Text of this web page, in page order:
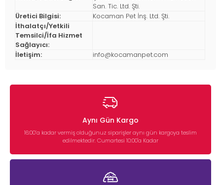
San. Tic. Ltd. Şti.
Üretici Bilgisi:
Kocaman Pet İnş. Ltd. Şti.
İthalatçı/Yetkili
Temsilci/İfa Hizmet
Sağlayıcı:
İletişim:
info@kocamanpet.com
Aynı Gün Kargo
16:00’a kadar vermiş olduğunuz siparişler aynı gün kargoya teslim
edilmektedir. Cumartesi 10:00'a Kadar